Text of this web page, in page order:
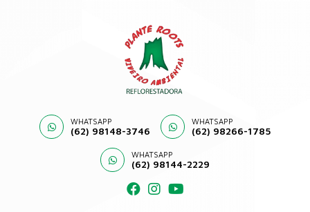
WHATSAPP
(62) 98148-3746
WHATSAPP
(62) 98266-1785
WHATSAPP
(62) 98144-2229